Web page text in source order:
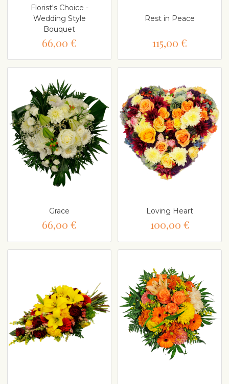
Florist's Choice -
Wedding Style
Bouquet
66,00 €
Rest in Peace
115,00 €
Grace
66,00 €
Loving Heart
100,00 €